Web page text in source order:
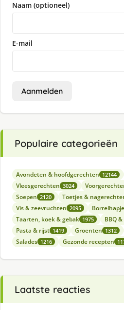
Naam (optioneel)
E-mail
Aanmelden
Populaire categorieën
Avondeten & hoofdgerechten 12144
Vleesgerechten 3024
Soepen 2120 Toetjes &
Vis & zeevruchten 2095
Taarten, koek & gebak 1975 BBQ
Pasta & rijst 1419 Groenten 1312
Salades 1216 Gezonde recepten
Laatste reacties